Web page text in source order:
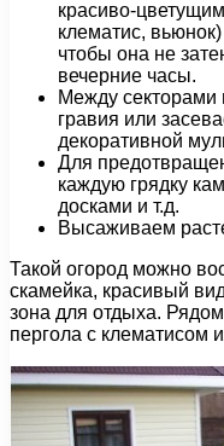
красиво-
клематис,
чтобы она не
вечерние часы.
Между секторами
гравия или
декоративной
Для
каждую грядку
досками и т.д.
Высаживаем
Такой огород можно
скамейка, красивый
зона для отдыха.
пергола с клематисом